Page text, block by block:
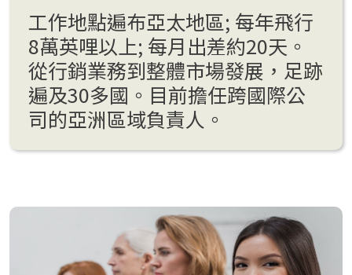
工作地點遍布亞太地區; 每年飛行
8萬英哩以上; 每月出差約20天。
從行銷業務到整體市場發展，足跡
遍及30多國。目前擔任跨國際公
司的亞洲區域負責人。